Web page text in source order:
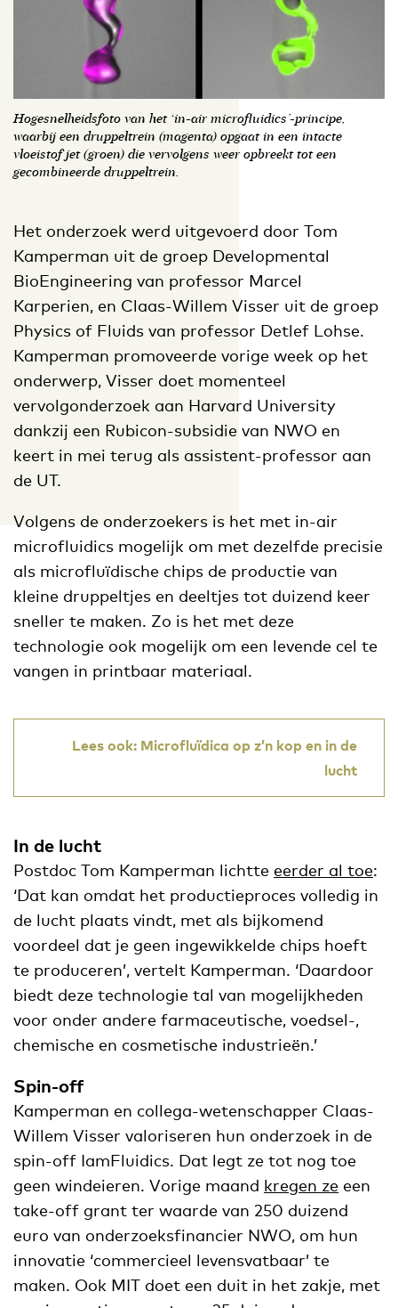
Hogesnelheidsfoto van het ‘in-air microfluidics’-principe,
waarbij een druppeltrein (magenta) opgaat in een intacte
vloeistof jet (groen) die vervolgens weer opbreekt tot een
gecombineerde druppeltrein.
Het onderzoek werd uitgevoerd door Tom
Kamperman uit de groep Developmental
BioEngineering van professor Marcel
Karperien, en Claas-Willem Visser uit de groep
Physics of Fluids van professor Detlef Lohse.
Kamperman promoveerde vorige week op het
onderwerp, Visser doet momenteel
vervolgonderzoek aan Harvard University
dankzij een Rubicon-subsidie van NWO en
keert in mei terug als assistent-professor aan
de UT.
Volgens de onderzoekers is het met in-air
microfluidics mogelijk om met dezelfde precisie
als microfluïdische chips de productie van
kleine druppeltjes en deeltjes tot duizend keer
sneller te maken. Zo is het met deze
technologie ook mogelijk om een levende cel te
vangen in printbaar materiaal.
Lees ook: Microfluïdica op z’n kop en in de
lucht
In de lucht
Postdoc Tom Kamperman lichtte eerder al toe:
‘Dat kan omdat het productieproces volledig in
de lucht plaats vindt, met als bijkomend
voordeel dat je geen ingewikkelde chips hoeft
te produceren’, vertelt Kamperman. ‘Daardoor
biedt deze technologie tal van mogelijkheden
voor onder andere farmaceutische, voedsel-,
chemische en cosmetische industrieën.’
Spin-off
Kamperman en collega-wetenschapper Claas-
Willem Visser valoriseren hun onderzoek in de
spin-off IamFluidics. Dat legt ze tot nog toe
geen windeieren. Vorige maand kregen ze een
take-off grant ter waarde van 250 duizend
euro van onderzoeksfinancier NWO, om hun
innovatie ‘commercieel levensvatbaar’ te
maken. Ook MIT doet een duit in het zakje, met